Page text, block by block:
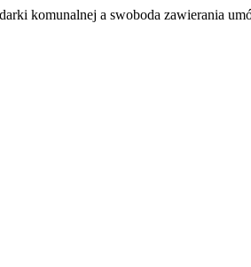
komunalnej a swoboda zawierania